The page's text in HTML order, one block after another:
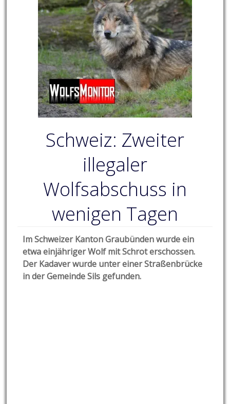
Schweiz: Zweiter
illegaler
Wolfsabschuss in
wenigen Tagen
Im Schweizer Kanton Graubünden wurde ein
etwa einjähriger Wolf mit Schrot erschossen.
Der Kadaver wurde unter einer Straßenbrücke
in der Gemeinde Sils gefunden.